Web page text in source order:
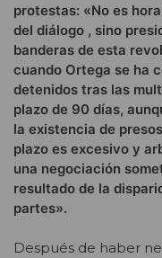
protestas: «No es
del diálogo , sino
banderas de esta
cuando Ortega se ha
detenidos tras las
plazo de 90 días,
la existencia de
plazo es excesivo y
una negociación
resultado de la
partes».
Después de haber